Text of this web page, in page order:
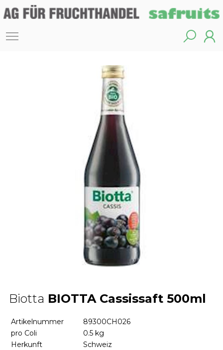
Biotta BIOTTA Cassissaft 500ml
Artikelnummer
89300CH026
pro Coli
0.5 kg
Herkunft
Schweiz